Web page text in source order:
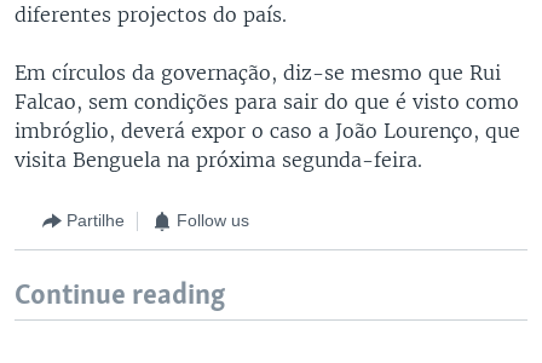
diferentes projectos do país.
Em círculos da governação, diz-se mesmo que Rui
Falcao, sem condições para sair do que é visto como
imbróglio, deverá expor o caso a João Lourenço, que
visita Benguela na próxima segunda-feira.
Partilhe Follow us
Continue reading